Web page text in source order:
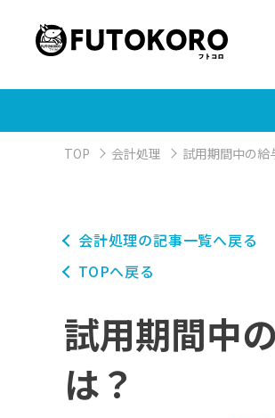
TOP 会計処理 試用期間中の
会計処理の記事一覧へ戻る
TOPへ戻る
試用期間中
は？